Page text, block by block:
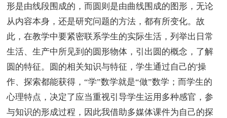
形是由线段围成的，而圆则是由曲线围成的图形，无论
从内容本身，还是研究问题的方法，都有所变化。故
此，在教学中要紧密联系学生的实际生活，列举出日常
生活、生产中所见到的圆形物体，引出圆的概念，了解
圆的特征。圆的相关知识与特征，学生通过自己的'操
作、探索都能获得，“学”数学就是“做”数学；而学生的
心理特点，决定了应当重视引导学生运用多种感官，参
与知识的形成过程，因此我借助多媒体课件为自己的探